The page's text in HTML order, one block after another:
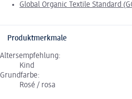
Global Organic Textile Standard
Produktmerkmale
Altersempfehlung:
Kind
Grundfarbe:
Rosé / rosa